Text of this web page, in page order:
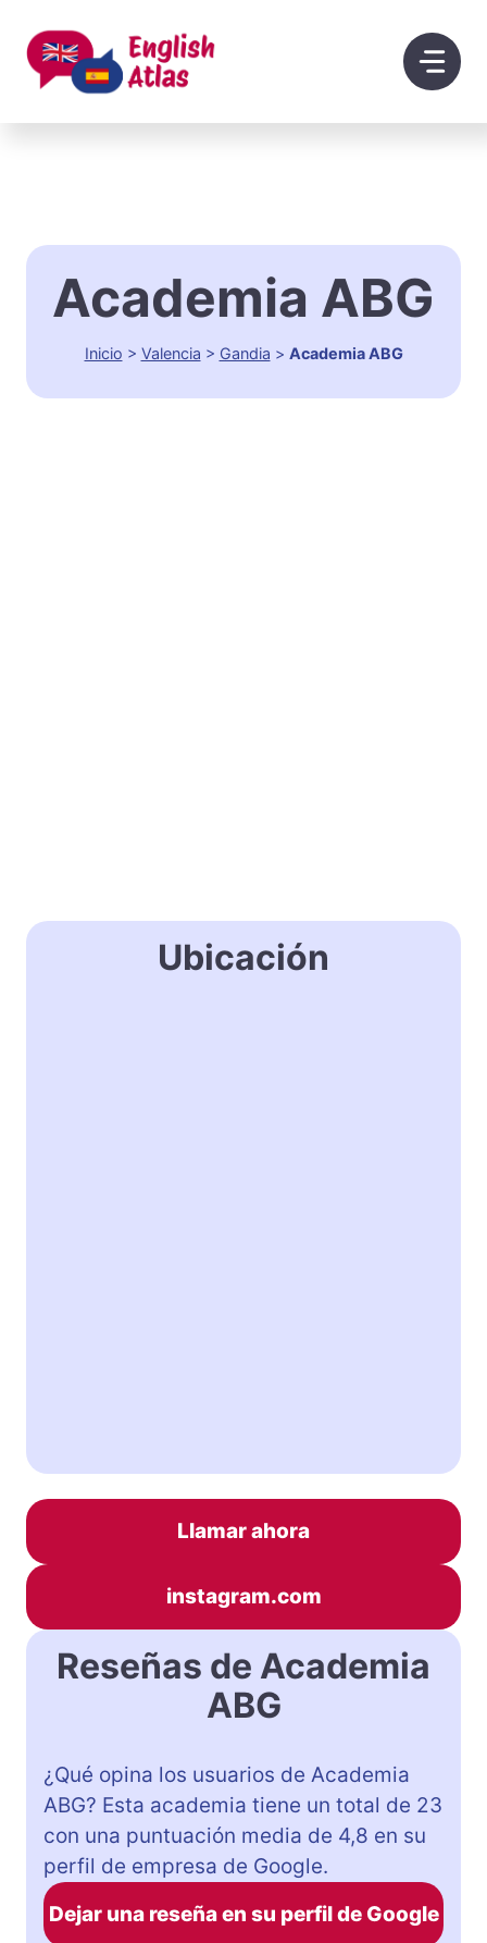
contenido
Academia ABG
Inicio > Valencia > Gandia > Academia ABG
Ubicación
Llamar ahora
instagram.com
Reseñas de Academia
ABG
¿Qué opina los usuarios de Academia
ABG? Esta academia tiene un total de 23
con una puntuación media de 4,8 en su
perfil de empresa de Google.
Dejar una reseña en su perfil de Google